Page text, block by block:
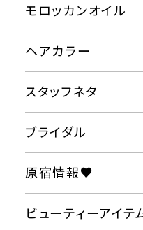
モロッカンオイル
ヘアカラー
スタッフネタ
ブライダル
原宿情報♥
ビューティーアイ